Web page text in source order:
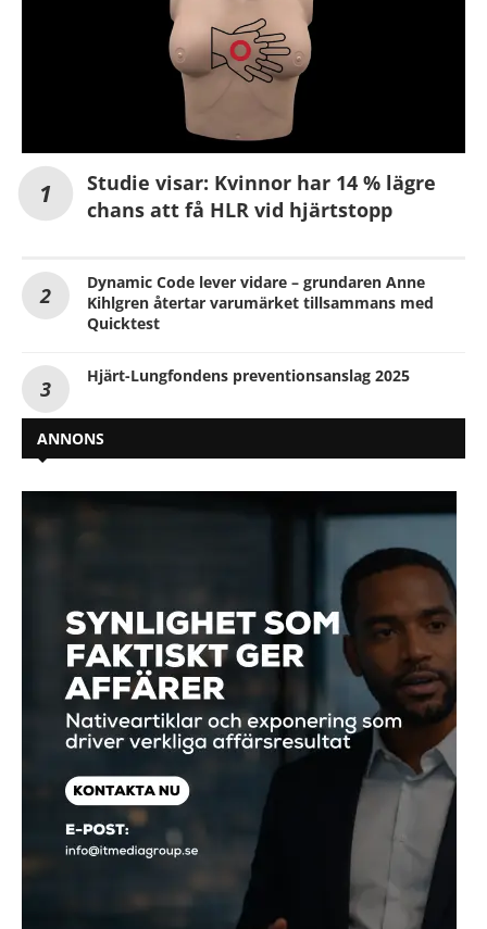
Studie visar: Kvinnor har 14 % lägre
chans att få HLR vid hjärtstopp
Dynamic Code lever vidare – grundaren Anne
Kihlgren återtar varumärket tillsammans med
Quicktest
Hjärt-Lungfondens preventionsanslag 2025
ANNONS